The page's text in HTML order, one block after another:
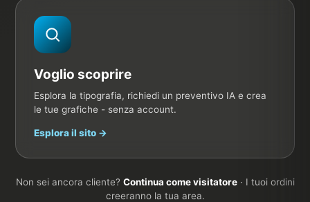
Voglio scoprire
Esplora la tipografia, richiedi un preventivo IA e crea
le tue grafiche - senza account.
Esplora il sito →
Non sei ancora cliente? Continua come visitatore· I tuoi ordini
creeranno la tua area.
✨
Descrivo la mia attività, l'IA immagina i supporti e genera
le grafiche.
Avvia l'IA →
🛍️
segnaletica…
✨ Crea il mio preventivo con l'IA
Controllo file gratuito
✨ ASSISTENTE IA